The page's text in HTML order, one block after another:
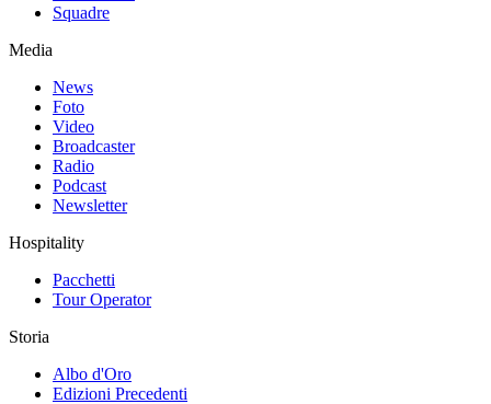
Squadre
Media
News
Foto
Video
Broadcaster
Radio
Podcast
Newsletter
Hospitality
Pacchetti
Tour Operator
Storia
Albo d'Oro
Edizioni Precedenti